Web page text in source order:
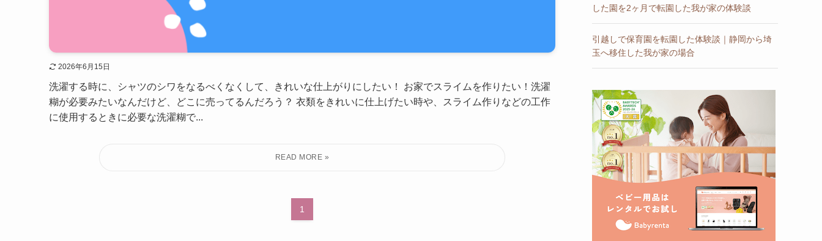
2026年6月15日
洗濯する時に、シャツのシワをなるべくなくして、きれいな仕上がりにしたい！ お家でスライムを作りたい！洗濯
糊が必要みたいなんだけど、どこに売ってるんだろう？ 衣類をきれいに仕上げたい時や、スライム作りなどの工作
に使用するときに必要な洗濯糊で...
1
した園を2ヶ月で転園した我が家の体験談
引越しで保育園を転園した体験談｜静岡から埼
玉へ移住した我が家の場合